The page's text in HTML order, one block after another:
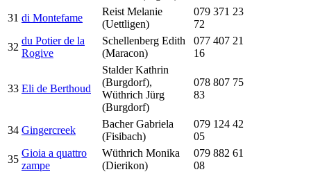
31 di Montefame
Reist Melanie
(Uettligen)
079 371 23
72
32
du Potier de la
Rogive
Schellenberg Edith
(Maracon)
077 407 21
16
33 Eli de Berthoud
Stalder Kathrin
(Burgdorf),
Wüthrich Jürg
(Burgdorf)
078 807 75
83
34 Gingercreek
Bacher Gabriela
(Fisibach)
079 124 42
05
35
Gioia a quattro
zampe
Wüthrich Monika
(Dierikon)
079 882 61
08